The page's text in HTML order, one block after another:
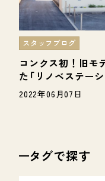
コンクス初！旧モ
た「リノベステー
スタッフブログ
2022年06月07日
タグで探す